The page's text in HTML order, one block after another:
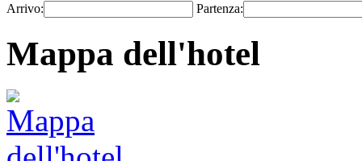
Arrivo: Partenza:
Mappa dell'hotel